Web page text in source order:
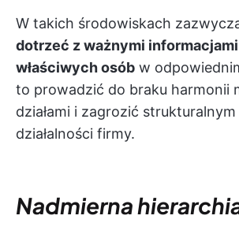
W takich środowiskach
dotrzeć z ważnymi
właściwych osób w
to prowadzić do braku harmonii
działami i zagrozić
działalności firmy.
Nadmierna